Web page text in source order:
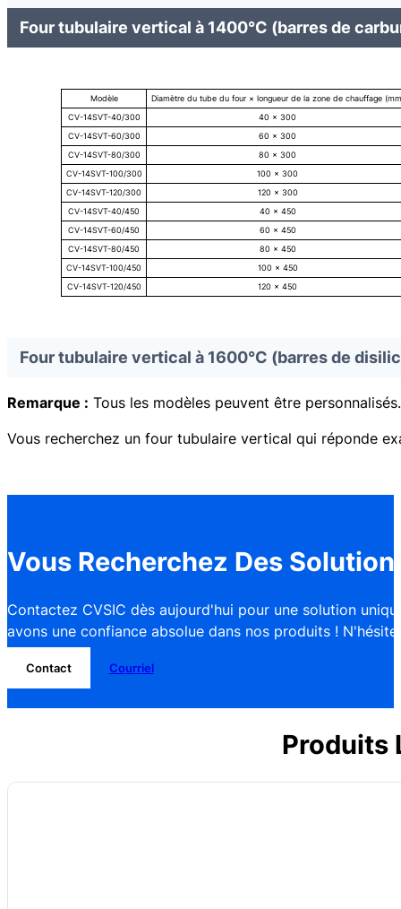
Four tubulaire vertical à 1400°C (barres de
Modèle Diamètre du tube du four × longueur de la zone de chauffage
CV-14SVT-40/300 40 × 300
CV-14SVT-60/300 60 × 300
CV-14SVT-80/300 80 × 300
CV-14SVT-100/300 100 × 300
CV-14SVT-120/300 120 × 300
CV-14SVT-40/450 40 × 450
CV-14SVT-60/450 60 × 450
CV-14SVT-80/450 80 × 450
CV-14SVT-100/450 100 × 450
CV-14SVT-120/450 120 × 450
Four tubulaire vertical à 1600°C (barres de
Remarque : Tous les modèles peuvent être
Vous recherchez un four tubulaire vertical qui réponde
Vous Recherchez Des
Contactez CVSIC dès aujourd'hui pour une solution
avons une confiance absolue dans nos produits !
Contact Courriel
Produits
Nom : Four tubulaire CVSIC pour dépôt chimique en phase vapeur
Chambre de four : Chambre de four en fibre céramique
Dimensions : Dimensions de la chambre du four personnalisables
Système de vide et d'atmosphère : Vide faible ou gaz inerte
Procédés d'application : Frittage, brasage, traitement thermique,
MOQ : 1
Services : OEM, ODM, Label privé
Pays d'origine : Chine